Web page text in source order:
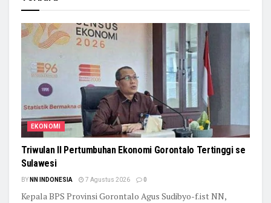
EKONOMI
Triwulan II Pertumbuhan Ekonomi Gorontalo Tertinggi se
Sulawesi
BY NN INDONESIA 7 Agustus 2026 0
Kepala BPS Provinsi Gorontalo Agus Sudibyo-f.ist NN,